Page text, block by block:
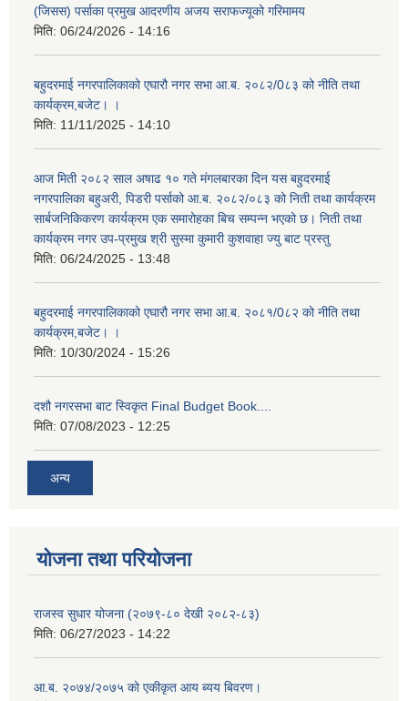
(जिसस) पर्साका प्रमुख आदरणीय अजय सराफज्यूको गरिमामय
मिति: 06/24/2026 - 14:16
बहुदरमाई नगरपालिकाको एघारौ नगर सभा आ.ब. २०८२/0८३ को नीति तथा
कार्यक्रम,बजेट। ।
मिति: 11/11/2025 - 14:10
आज मिती २०८२ साल अषाढ १० गते मंगलबारका दिन यस बहुदरमाई
नगरपालिका बहुअरी, पिडरी पर्साको आ.ब. २०८२/०८३ को निती तथा कार्यक्रम
सार्बजनिकिकरण कार्यक्रम एक समारोहका बिच सम्पन्न भएको छ। निती तथा
कार्यक्रम नगर उप-प्रमुख श्री सुस्मा कुमारी कुशवाहा ज्यु बाट प्रस्तु
मिति: 06/24/2025 - 13:48
बहुदरमाई नगरपालिकाको एघारौ नगर सभा आ.ब. २०८१/0८२ को नीति तथा
कार्यक्रम,बजेट। ।
मिति: 10/30/2024 - 15:26
दशौ नगरसभा बाट स्विकृत Final Budget Book....
मिति: 07/08/2023 - 12:25
अन्य
योजना तथा परियोजना
राजस्व सुधार योजना (२०७९-८० देखी २०८२-८३)
मिति: 06/27/2023 - 14:22
आ.ब. २०७४/२०७५ को एकीकृत आय ब्यय बिवरण।